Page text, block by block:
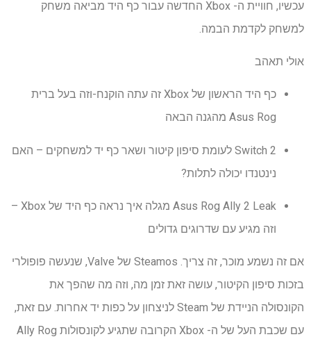
עכשיו, חוויית ה- Xbox החדשה עבור כף היד מביאה משחק
למשחק לקדמת הבמה.
אולי תאהב
כף היד הראשון של Xbox זה עתה הוקנח-וזה בעל ברית
Asus Rog מהגנה הבאה
Switch 2 לעומת סיפון קיטור ושאר כף יד למשחקים – האם
נינטנדו יכולה לתלות?
Asus Rog Ally 2 Leak מגלה איך נראה כף היד של Xbox –
וזה מגיע עם שדרוגים גדולים
אם זה נשמע מוכר, זה צריך. Steamos של Valve, שנעשה פופולרי
בזכות סיפון הקיטור, עושה זאת זמן מה, וזה מה שהפך את
הקונסולה הניידת של Steam לניצחון על כפות יד אחרות. עם זאת,
עם שכבת העל של ה- Xbox הקרובה שתגיע לקונסולות Ally Rog